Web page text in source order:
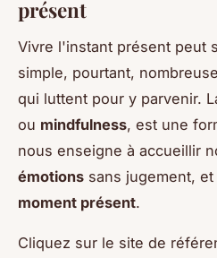
présent
Vivre l'instant présent peut
simple, pourtant,
qui luttent pour y parvenir.
ou mindfulness, est une
nous enseigne à accueillir
émotions sans jugement,
moment présent.
Cliquez sur le site de